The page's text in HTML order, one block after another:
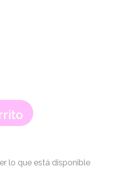
lo que está disponible